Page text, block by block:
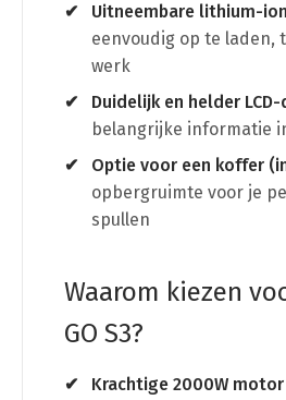
Uitneembare lithium-
eenvoudig op te laden,
werk
Duidelijk en helder
belangrijke informatie
Optie voor een koffer
opbergruimte voor je
spullen
Waarom kiezen
GO S3?
Krachtige 2000W motor